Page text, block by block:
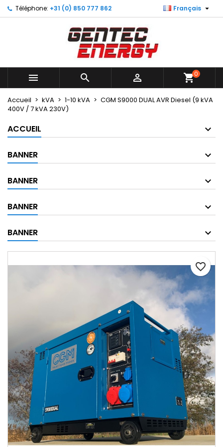
Téléphone: +31 (0) 850 777 862 Français 
   shopping_cart0
Accueil kVA 1-10 kVA
CGM S9000 DUAL AVR Diesel (9 kVA
400V / 7 kVA 230V)
ACCUEIL
BANNER
BANNER
BANNER
BANNER
favorite_border
Mes listes ×
Créer une nouvelle liste
Créer une liste d'envies ×
Nom de la liste d'envies
Annuler Créer une liste d'envies
Connexion ×
Vous devez être connecté pour ajouter des produits
à votre liste d'envies.
Connexion